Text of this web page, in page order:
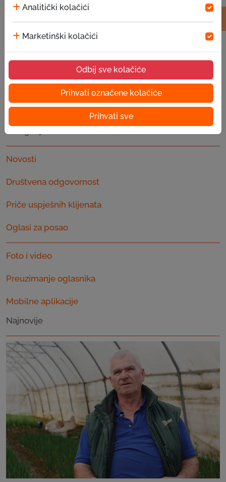
Analitički kolačići
Marketinški kolačići
Odbij sve kolačiće
Prihvati označene kolačiće
Prihvati sve
‹
Novosti
Društvena odgovornost
Priče uspješnih klijenata
Oglasi za posao
Foto i video
Preuzimanje oglasnika
Mobilne aplikacije
Najnovije